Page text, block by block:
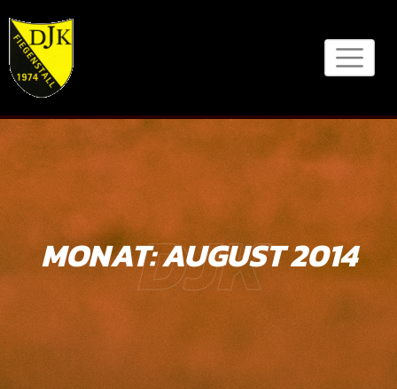
content
DJK
MONAT:AUGUST 2014